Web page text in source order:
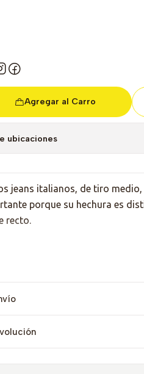
Agregar al Carro
ubicaciones
jeans italianos, de tiro
porque su hechura es
recto.